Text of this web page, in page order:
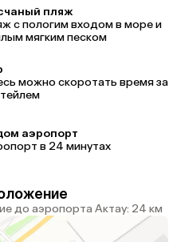
пляж
с пологим входом в море и
мягким песком
можно скоротать время за
аэропорт
в 24 минутах
до аэропорта Актау: 24 км